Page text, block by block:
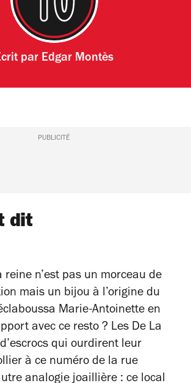
par Edgar Montès
PUBLICITÉ
dit
reine n’est pas un morceau de
mais un bijou à l’origine du
Marie-Antoinette en
avec ce resto ? Les De La
qui ourdirent leur
à ce numéro de la rue
analogie joaillière : ce local